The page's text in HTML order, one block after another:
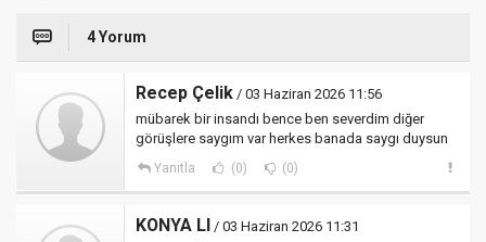
4 Yorum
Recep Çelik / 03 Haziran 2026 11:56
mübarek bir insandı bence ben severdim diğer
görüşlere saygım var herkes banada saygı duysun
Yanıtla (0) (0)
KONYA LI / 03 Haziran 2026 11:31